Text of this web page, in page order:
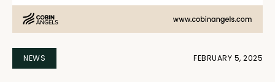
NEWS FEBRUARY 5, 2025